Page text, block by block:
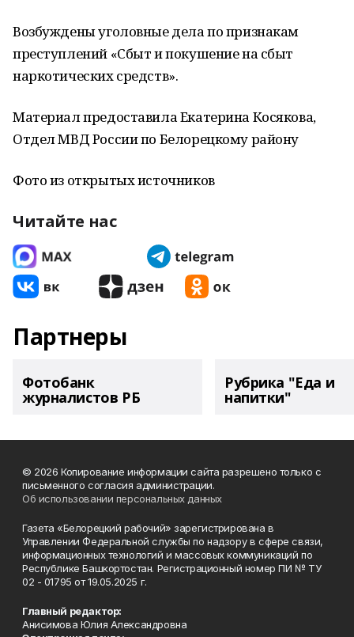
Возбуждены уголовные дела по признакам
преступлений «Сбыт и покушение на сбыт
наркотических средств».
Материал предоставила Екатерина Косякова,
Отдел МВД России по Белорецкому району
Фото из открытых источников
Читайте нас
Партнеры
Фотобанк
журналистов РБ
Рубрика "Еда и
напитки"
© 2026 Копирование информации сайта разрешено только с
письменного согласия администрации.
Об использовании персональных данных
Газета «Белорецкий рабочий» зарегистрирована в
Управлении Федеральной службы по надзору в сфере связи,
информационных технологий и массовых коммуникаций по
Республике Башкортостан. Регистрационный номер ПИ № ТУ
02 - 01795 от 19.05.2025 г.
Главный редактор:
Анисимова Юлия Александровна